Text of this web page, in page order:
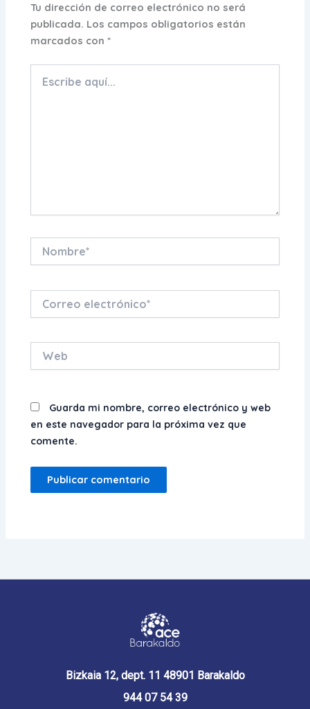
Tu dirección de correo electrónico no será
publicada. Los campos obligatorios están
marcados con*
aquí...
electrónico*
Guarda mi nombre, correo electrónico y web
en este navegador para la próxima vez que
comente.
Bizkaia 12, dept. 11 48901 Barakaldo
944 07 54 39